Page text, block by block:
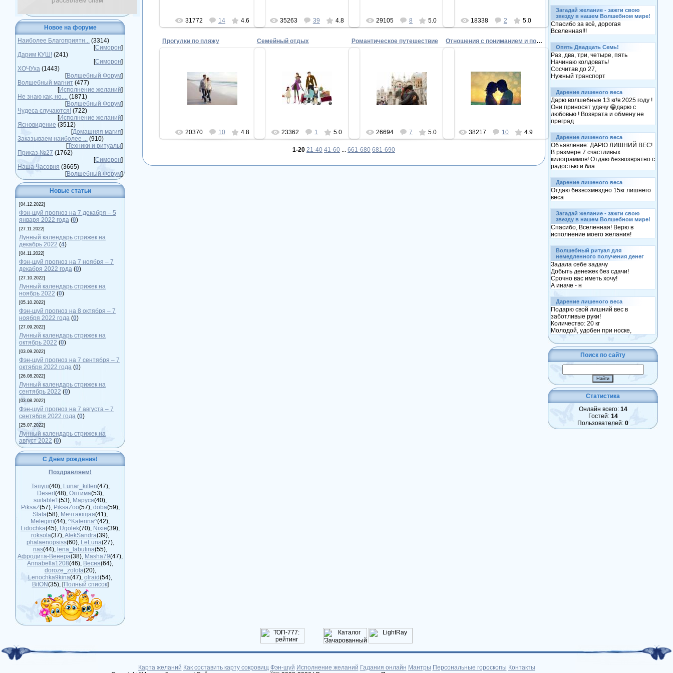
Новое на форуме
Наиболее Благоприятн... (3314)
[Симорон]
Дарим КУШ! (241)
[Симорон]
ХОЧУха (1443)
[Волшебный Форум]
Волшебный магнит (477)
[Исполнение желаний]
Не знаю как, но.... (1871)
[Волшебный Форум]
Чудеса случаются! (722)
[Исполнение желаний]
Ясновидение (3512)
[Домашняя магия]
Заказываем наиболее ... (910)
[Техники и ритуалы]
Приказ №27 (1762)
[Симорон]
Наша Часовня (3665)
[Волшебный Форум]
Новые статьи
[04.12.2022]
Фэн-шуй прогноз на 7 декабря – 5
января 2022 года (0)
[27.11.2022]
Лунный календарь стрижек на
декабрь 2022 (4)
[04.11.2022]
Фэн-шуй прогноз на 7 ноября – 7
декабря 2022 года (0)
[27.10.2022]
Лунный календарь стрижек на
ноябрь 2022 (0)
[05.10.2022]
Фэн-шуй прогноз на 8 октября – 7
ноября 2022 года (0)
[27.09.2022]
Лунный календарь стрижек на
октябрь 2022 (0)
[03.09.2022]
Фэн-шуй прогноз на 7 сентября – 7
октября 2022 года (0)
[26.08.2022]
Лунный календарь стрижек на
сентябрь 2022 (0)
[03.08.2022]
Фэн-шуй прогноз на 7 августа – 7
сентября 2022 года (0)
[25.07.2022]
Лунный календарь стрижек на
август 2022 (0)
С Днём рождения!
Поздравляем!
Тяпуш(40), Lunar_kitten(47),
Desert(48), Оптима(53),
suitable1(53), Маруся(40),
PiksaZ(57), PiksaZoo(57), doba(59),
Slata(58), Мечтающая(41),
Melegim(44), ^Katerina^(42),
Lidochka(45), Ugolek(70), Nixie(39),
roksola(37),AlekSandra(39),
phalaenopsiss(60), LeLuna(27),
nas(44), lena_labutina(55),
Афродита-Венера(38), Masha79(47),
Annabella1208(46), Весня(64),
doroze_zolota(20),
Lenochka9kina(47), olraid(54),
BitON(35), [Полный список]
31772 14 4.6 35263 39 4.8 29105 8 5.0 18338 2 5.0
Прогулки по пляжу
17.12.2010
Прогулки по пляжу с любимым
человеком
Superman
20370 10 4.8
Семейный отдых
17.12.2010
Семейный отдых
Superman
23362 1 5.0
Романтическое путешествие
17.12.2010
Романтическое путешествие
Superman
26694 7 5.0
Отношения с пониманием и поддержеой
17.12.2010
100% понимание и поддержка
Superman
38217 10 4.9
1-20 21-40 41-60 ... 661-680 681-690
Загадай желание - зажги свою
звезду в нашем Волшебном мире!
Спасибо за всё, дорогая
Вселенная!!!
Опять Двадцать Семь!
Раз, два, три, четыре, пять
Начинаю колдовать!
Сосчитав до 27,
Нужный транспорт
Дарение лишеного веса
Дарю волшебные 13 кг!в 2025 году !
Они приносят удачу 😁дарю с
любовью ! Возврата и обмену не
преград
Дарение лишеного веса
Объявление: ДАРЮ ЛИШНИЙ ВЕС!
В размере 7 счастливых
килограммов! Отдаю безвозвратно с
радостью и бла
Дарение лишеного веса
Отдаю безвозмездно 15кг лишнего
веса
Загадай желание - зажги свою
звезду в нашем Волшебном мире!
Спасибо, Вселенная! Верю в
исполнение моего желания!
Волшебный ритуал для
немедленного получения денег
Задала себе задачу
Добыть денежек без сдачи!
Срочно вас иметь хочу!
А иначе - н
Дарение лишеного веса
Подарю свой лишний вес в
заботливые руки!
Количество: 20 кг
Молодой, удобен при носке,
Поиск по сайту
Статистика
Онлайн всего: 14
Гостей: 14
Пользователей: 0
Карта желаний Как составить карту сокровищ Фэн-шуй Исполнение желаний Гадания онлайн Мантры Персональные гороскопы Контакты